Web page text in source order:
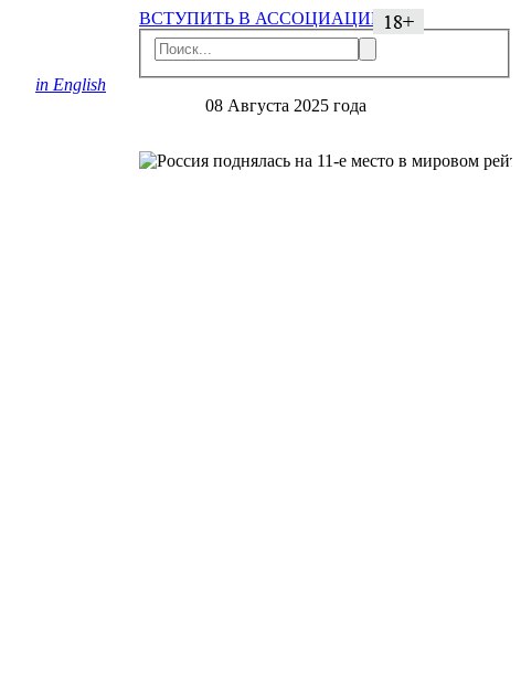
in English
ВСТУПИТЬ В АССОЦИАЦИЮ
08 Августа 2025 года